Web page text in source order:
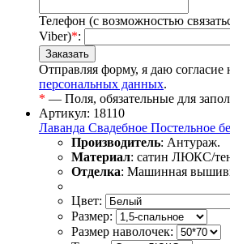
Телефон (с возможностью
Viber)*:
Отправляя форму, я даю согласие
персональных данных.
* — Поля, обязательные для
Артикул: 18110
Лаванда Свадебное Постельное
Производитель: Антураж.
Материал: сатин ЛЮКС/
Отделка: Машинная
Цвет:
Размер:
Размер наволочек: